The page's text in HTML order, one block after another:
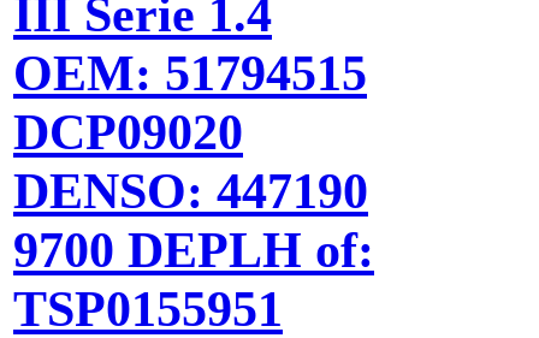
III Serie 1.4
OEM: 51794515
DCP09020
DENSO: 447190
9700 DEPLH of:
TSP0155951